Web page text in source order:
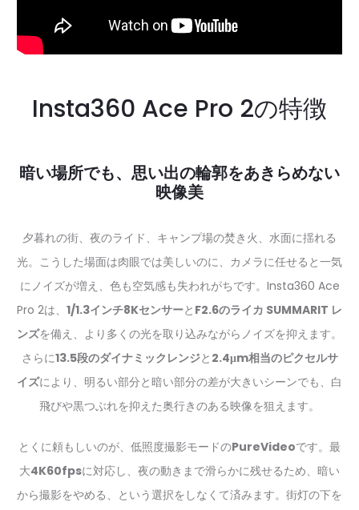
Insta360 Ace Pro 2の特徴
暗い場所でも、思い出の輪郭をあきらめない
映像美
夕暮れの街、夜のライド、キャンプ場の焚き火、水面に揺れる
光。こうした場面は肉眼では美しいのに、カメラに任せると一気
にノイズが増え、色も空気感も失われがちです。Insta360 Ace
Pro 2は、 1/1.3インチ8Kセンサーと F2.6のライカ SUMMARIT レ
ンズを備え、より多くの光を取り込みながらノイズを抑えます。
さらに13.5段のダイナミックレンジと 2.4μm相当のピクセルサ
イズにより、明るい部分と暗い部分の差が大きいシーンでも、白
飛びや黒つぶれを抑えた奥行きのある映像を狙えます。
とくに頼もしいのが、低照度撮影モードのPureVideoです。最
大4K60fpsに対応し、夜の動きまで滑らかに残せるため、暗い
から撮影をやめる、という選択をしなくて済みます。街灯の下を